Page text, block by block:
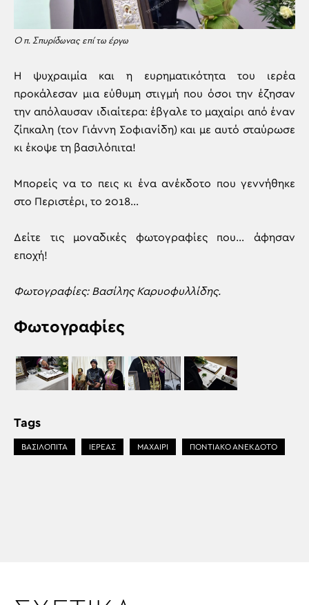
Ο π. Σπυρίδωνας επί τω έργω
Η ψυχραιμία και η ευρηματικότητα του ιερέα
προκάλεσαν μια εύθυμη στιγμή που όσοι την έζησαν
την απόλαυσαν ιδιαίτερα: έβγαλε το μαχαίρι από έναν
ζίπκαλη (τον Γιάννη Σοφιανίδη) και με αυτό σταύρωσε
κι έκοψε τη βασιλόπιτα!
Μπορείς να το πεις κι ένα ανέκδοτο που γεννήθηκε
στο Περιστέρι, το 2018…
Δείτε τις μοναδικές φωτογραφίες που… άφησαν
εποχή!
Φωτογραφίες: Βασίλης Καρυοφυλλίδης.
Φωτογραφίες
Tags
ΒΑΣΙΛΟΠΙΤΑ ΙΕΡΕΑΣ ΜΑΧΑΙΡΙ ΠΟΝΤΙΑΚΟ ΑΝΕΚΔΟΤΟ